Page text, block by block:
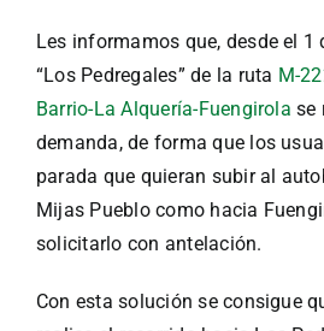
Les informamos que, desde el 1
“Los Pedregales” de la ruta M-
Barrio-La Alquería-Fuengirola se
demanda, de forma que los
parada que quieran subir al
Mijas Pueblo como hacia
solicitarlo con antelación.
Con esta solución se consigue